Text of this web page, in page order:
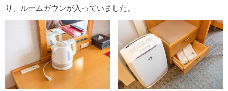
り、ルームガウンが入っていました。